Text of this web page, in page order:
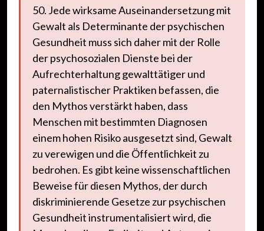
50. Jede wirksame Auseinandersetzung mit
Gewalt als Determinante der psychischen
Gesundheit muss sich daher mit der Rolle
der psychosozialen Dienste bei der
Aufrechterhaltung gewalttätiger und
paternalistischer Praktiken befassen, die
den Mythos verstärkt haben, dass
Menschen mit bestimmten Diagnosen
einem hohen Risiko ausgesetzt sind, Gewalt
zu verewigen und die Öffentlichkeit zu
bedrohen. Es gibt keine wissenschaftlichen
Beweise für diesen Mythos, der durch
diskriminierende Gesetze zur psychischen
Gesundheit instrumentalisiert wird, die